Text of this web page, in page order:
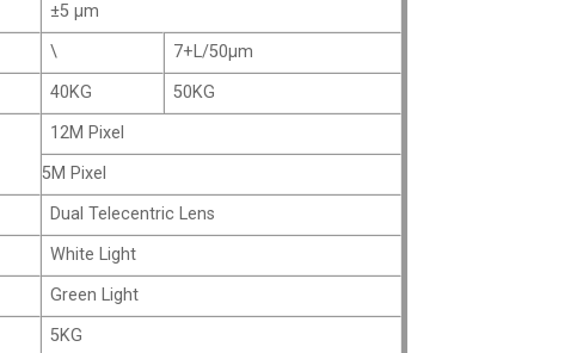
±5 μm
\
7+L/50μm
40KG 50KG
12M Pixel
5M Pixel
Dual Telecentric Lens
White Light
Green Light
5KG